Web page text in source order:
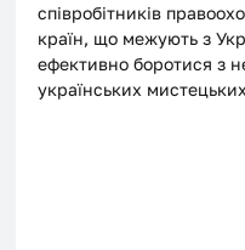
співробітників
країн, що межують з
ефективно боротися з
українських